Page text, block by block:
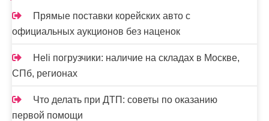
Прямые поставки корейских авто с
официальных аукционов без наценок
Heli погрузчики: наличие на складах в Москве,
СПб, регионах
Что делать при ДТП: советы по оказанию
первой помощи